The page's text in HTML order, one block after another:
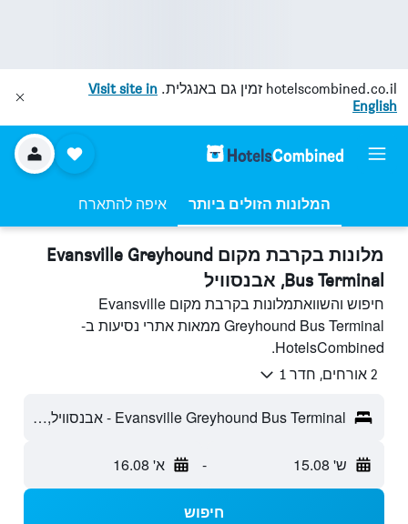
hotelscombined.co.il זמין גם באנגלית. Visit site in
English
המלונות הזולים ביותר איפה להתארח
מלונות בקרבת מקום Evansville Greyhound
Bus Terminal, אבנסוויל
חיפוש והשוואתמלונות בקרבת מקום Evansville
Greyhound Bus Terminal ממאות אתרי נסיעות ב-
HotelsCombined.
2 אורחים, חדר 1
Evansville Greyhound Bus Terminal - אבנסוויל, IN, ארצות הברית
ש' 15.08 - א' 16.08
חיפוש